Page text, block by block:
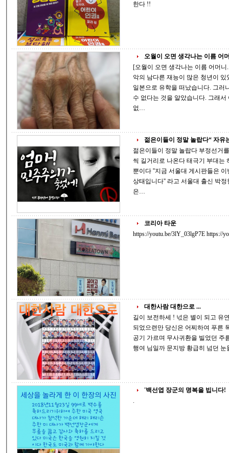
한다 !!
오월이 오면 생각나는 이름 어
[오월이 오면 생각나는 이름 어머니..!!] 일제 강점기에 이흥렬(李興烈)
악의 남다른 재능이 많은 청년이 있었습니다. 그는 재능이 있
일본으로 유학을 떠났습니다. 그러나 작곡을 위해 피아노가 없으면 음악공부를 할
수 없다는 것을 알았습니다. 그래서 어머니께 편지를 썼습니다. 어머니, 피아노가
없…
젊은이들이 정말 놀랍다“ 자유
젊은이들이 정말 놀랍다 부정선거를 규탄하는 블랙시위에 청년들이 연일 수천명
씩 길거리로 나온다 태극기 부대는 하나도 안 보인다 검은옷 검은 우산의 청년들
뿐이다 ''지금 서울대 게시판들은 이번 총선이 부정선거라고 결론을 확실히 내린
상태입니다'' 라고 서울대 출신 박정현 변호사는 말
은…
코리아 타운
https://youtu.be/
대한사람 대한으로 ...
길이 보전하세 ! 넋은 별이 되고 유연숙 모른 척 돌아서 가면 가시밭길 걷지 않아도
되었으련만 당신은 어찌하여 푸른 목숨 잘라내는 그 길을 택하셨습니까 시린 새벽
공기 가르며 무사귀환을 빌었던 주름 깊은 어머니의 아들이었는데 바람 소리에도
행여
'백선엽 장군의 명복을 빕니다!
.